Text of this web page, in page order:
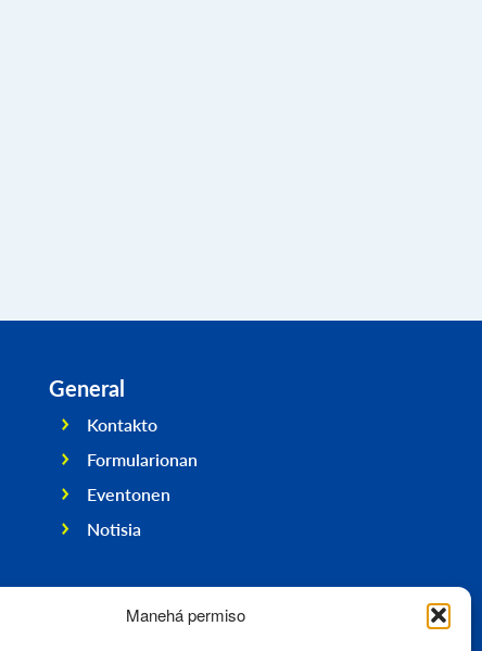
Manehá permiso
General
Kontakto
Formularionan
Eventonen
Notisia